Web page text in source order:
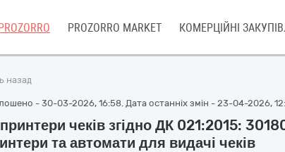
PROZORRO MARKET КОМЕРЦІЙНІ
назад
- 30-03-2026, 16:58. Дата останніх змін - 23-04-2026,
чеків згідно ДК 021:2015:
та автомати для видачі чеків